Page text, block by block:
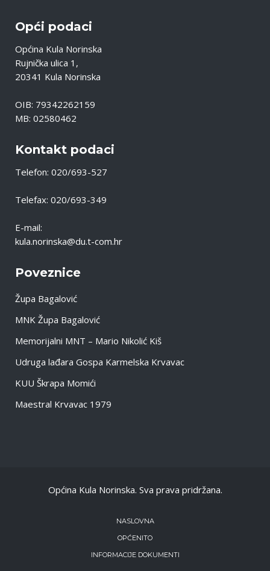
Opći podaci
Općina Kula Norinska
Rujnička ulica 1,
20341 Kula Norinska
OIB: 79342262159
MB: 02580462
Kontakt podaci
Telefon: 020/693-527
Telefax: 020/693-349
E-mail:
kula.norinska@du.t-com.hr
Poveznice
Župa Bagalović
MNK Župa Bagalović
Memorijalni MNT – Mario Nikolić Kiš
Udruga lađara Gospa Karmelska Krvavac
KUU Škrapa Momići
Maestral Krvavac 1979
Općina Kula Norinska. Sva prava pridržana.
NASLOVNA
OPĆENITO
INFORMACIJE DOKUMENTI